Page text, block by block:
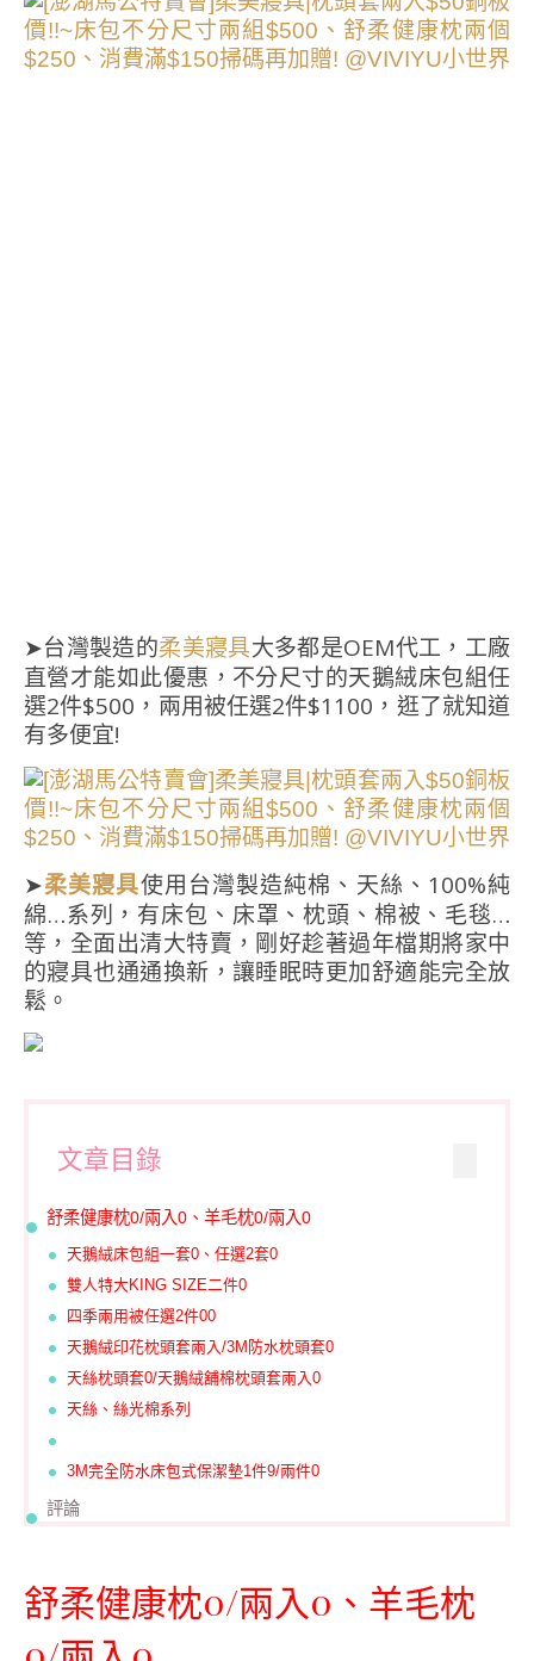
➤台灣製造的柔美寢具大多都是OEM代工，工廠
直營才能如此優惠，不分尺寸的天鵝絨床包組任
選2件$500，兩用被任選2件$1100，逛了就知道
有多便宜!
➤柔美寢具使用台灣製造純棉、天絲、100%純
綿…系列，有床包、床罩、枕頭、棉被、毛毯…
等，全面出清大特賣，剛好趁著過年檔期將家中
的寢具也通通換新，讓睡眠時更加舒適能完全放
鬆。
文章目錄
舒柔健康枕0/兩入0、羊毛枕0/兩入0
天鵝絨床包組一套0、任選2套0
雙人特大KING SIZE二件0
四季兩用被任選2件00
天鵝絨印花枕頭套兩入/3M防水枕頭套0
天絲枕頭套0/天鵝絨舖棉枕頭套兩入0
天絲、絲光棉系列
3M完全防水床包式保潔墊1件9/兩件0
評論
舒柔健康枕0/兩入0、羊毛枕